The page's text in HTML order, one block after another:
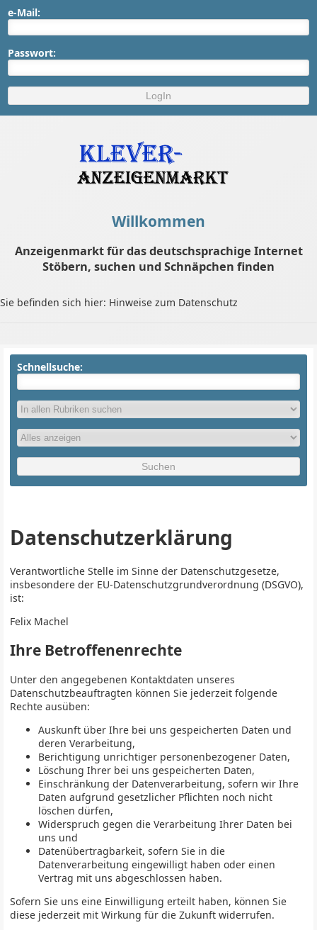
e-Mail:
Passwort:
Willkommen
Anzeigenmarkt für das deutschsprachige Internet
Stöbern, suchen und Schnäpchen finden
Sie befinden sich hier: Hinweise zum Datenschutz
Schnellsuche:
Datenschutzerklärung
Verantwortliche Stelle im Sinne der Datenschutzgesetze,
insbesondere der EU-Datenschutzgrundverordnung (DSGVO),
ist:
Felix Machel
Ihre Betroffenenrechte
Unter den angegebenen Kontaktdaten unseres
Datenschutzbeauftragten können Sie jederzeit folgende
Rechte ausüben:
Auskunft über Ihre bei uns gespeicherten Daten und
deren Verarbeitung,
Berichtigung unrichtiger personenbezogener Daten,
Löschung Ihrer bei uns gespeicherten Daten,
Einschränkung der Datenverarbeitung, sofern wir Ihre
Daten aufgrund gesetzlicher Pflichten noch nicht
löschen dürfen,
Widerspruch gegen die Verarbeitung Ihrer Daten bei
uns und
Datenübertragbarkeit, sofern Sie in die
Datenverarbeitung eingewilligt haben oder einen
Vertrag mit uns abgeschlossen haben.
Sofern Sie uns eine Einwilligung erteilt haben, können Sie
diese jederzeit mit Wirkung für die Zukunft widerrufen.